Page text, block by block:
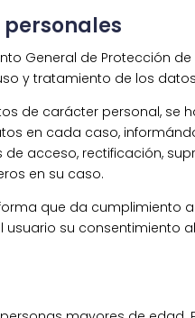
General de
y tratamiento de los
de carácter personal, se
en cada caso,
acceso, rectificación,
en su caso.
que da
su